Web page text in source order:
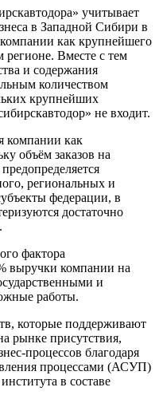
учитывает
в Западной Сибири в
как крупнейшего
регионе. Вместе с тем
и содержания
количеством
крупнейших
не входит.
компании как
объём заказов на
региональных и
федерации, в
достаточно
фактора
выручки компании на
и
работы.
которые поддерживают
рынке присутствия,
процессов благодаря
процессами (АСУП)
в составе